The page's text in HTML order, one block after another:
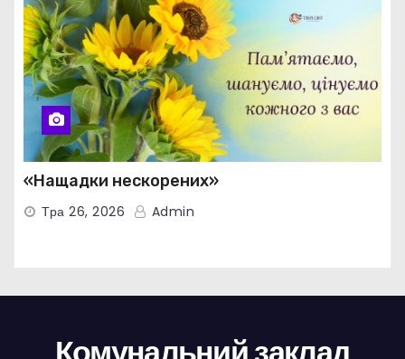
«Нащадки нескорених»
Тра 26, 2026 Admin
Комунальний заклад